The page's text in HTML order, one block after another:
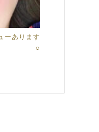
ーあります
○